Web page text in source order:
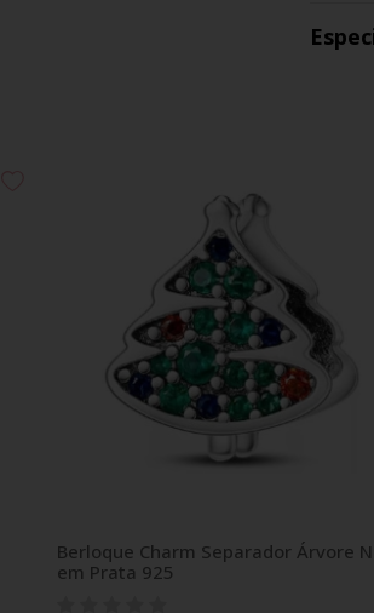
Berloque Charm Separador Árvore
em Prata 925